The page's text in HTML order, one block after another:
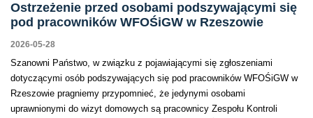
Ostrzeżenie przed osobami podszywającymi się
pod pracowników WFOŚiGW w Rzeszowie
2026-05-28
Szanowni Państwo, w związku z pojawiającymi się zgłoszeniami
dotyczącymi osób podszywających się pod pracowników WFOŚiGW w
Rzeszowie pragniemy przypomnieć, że jedynymi osobami
uprawnionymi do wizyt domowych są pracownicy Zespołu Kontroli